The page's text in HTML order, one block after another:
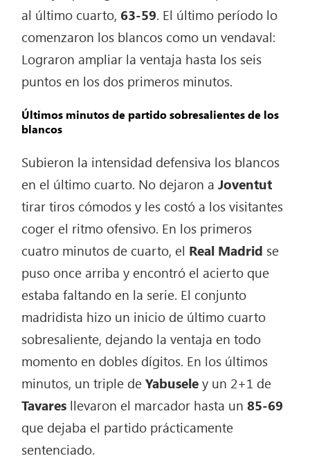
al último cuarto, 63-59. El último período lo
comenzaron los blancos como un vendaval:
Lograron ampliar la ventaja hasta los seis
puntos en los dos primeros minutos.
Últimos minutos de partido sobresalientes de los
blancos
Subieron la intensidad defensiva los blancos
en el último cuarto. No dejaron aJoventut
tirar tiros cómodos y les costó a los visitantes
coger el ritmo ofensivo. En los primeros
cuatro minutos de cuarto, el Real Madrid se
puso once arriba y encontró el acierto que
estaba faltando en la serie. El conjunto
madridista hizo un inicio de último cuarto
sobresaliente, dejando la ventaja en todo
momento en dobles dígitos. En los últimos
minutos, un triple deYabuseley un 2+1 de
Tavares llevaron el marcador hasta un85-69
que dejaba el partido prácticamente
sentenciado.